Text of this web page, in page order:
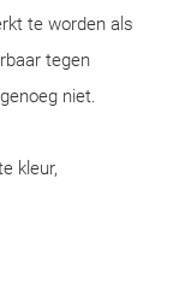
te worden als
tegen
niet.
kleur,